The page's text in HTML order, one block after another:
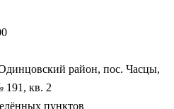
район, пос. Часцы,
191, кв. 2
пунктов